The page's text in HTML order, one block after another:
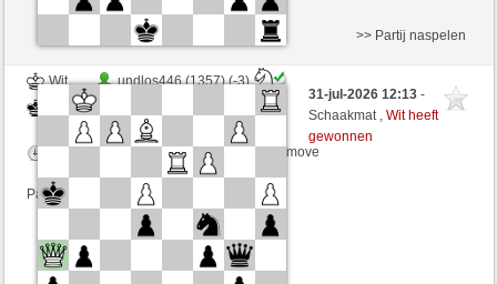
Wit
undlos446 (1357) (-3)
Zwart
Speelduur: 5 minutes/side + 3 seconds/move
Partij telt mee voor de ranglijst
>> Partij naspelen
31-jul-2026 12:13-
Schaakmat ,Wit heeft
gewonnen